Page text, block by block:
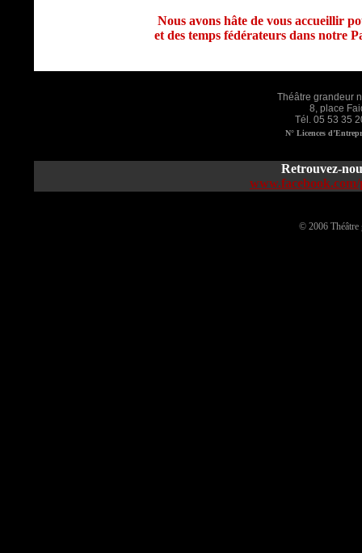
Nous avons hâte de vous accueillir
et des temps fédérateurs dans notre
Théâtre grandeur
8, place
Tél. 05 53 35
N° Licences
Retrouvez-
© 2006 Théâtre